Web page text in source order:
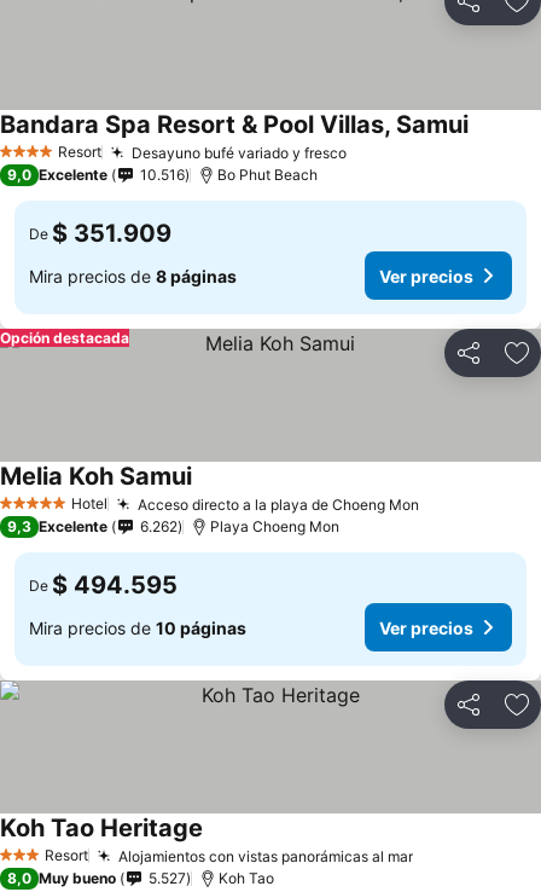
Compartir
4 EstrellasResort Desayuno bufé variado y frescoVer precios
Bandara Spa Resort & Pool Villas, SamuiVer
9,0 Excelente 10.516 Bo Phut Beach
De $ 351.909
Mira precios de 8 páginas Ver precios
Compartir
Opción destacada
5 Estrellas Hotel Acceso directo a la playa de Choeng Mon
Melia Koh SamuiVer precios
9,3 Excelente 6.262 Playa Choeng Mon
De $ 494.595
Mira precios de 10 páginas Ver precios
Compartir
3 EstrellasResort Alojamientos con vistas panorámicas al marVer precios
Koh Tao Heritage
8,0 Muy bueno 5.527 Koh Tao